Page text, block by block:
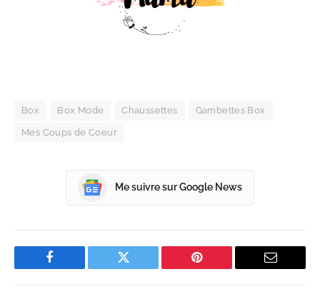
Box Box Mode Chaussettes Gambettes Box
Mes Coups de Coeur
Me suivre sur Google News
Facebook Twitter Pinterest Email